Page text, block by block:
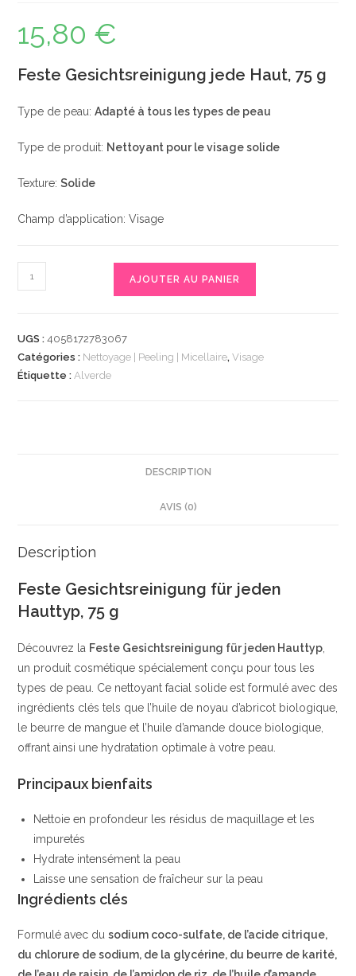
15,80 €
Feste Gesichtsreinigung jede Haut, 75 g
Type de peau:Adapté à tous les types de peau
Type de produit: Nettoyant pour le visage solide
Texture:Solide
Champ d’application: Visage
de
jede
Haut,
en
Ingrédients
clés
|
alverde
NATURKOSMETIK
AJOUTER AU PANIER
UGS :4058172783067
Catégories : Nettoyage | Peeling | Micellaire,Visage
Étiquette :Alverde
DESCRIPTION
AVIS (0)
Description
Feste Gesichtsreinigung für jeden
Hauttyp, 75 g
Découvrez la Feste Gesichtsreinigung für jeden Hauttyp
un produit cosmétique spécialement conçu pour tous les
types de peau. Ce nettoyant facial solide est formulé avec des
ingrédients clés tels que l’huile de noyau d’abricot biologique,
le beurre de mangue et l’huile d’amande douce biologique,
offrant ainsi une hydratation optimale à votre peau.
Principaux bienfaits
Nettoie en profondeur les résidus de maquillage et les
impuretés
Hydrate intensément la peau
Laisse une sensation de fraîcheur sur la peau
Ingrédients clés
Formulé avec dusodium coco-sulfate, de l’acide citrique,
du chlorure de sodium, de la glycérine, du beurre de karité,